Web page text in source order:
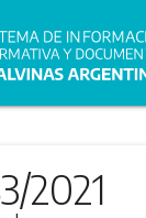
2021